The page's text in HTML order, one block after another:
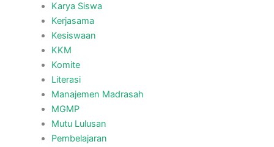
Karya Siswa
Kerjasama
Kesiswaan
KKM
Komite
Literasi
Manajemen Madrasah
MGMP
Mutu Lulusan
Pembelajaran